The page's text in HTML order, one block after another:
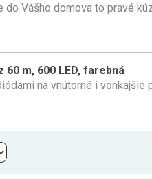
Vášho domova to pravé
60 m, 600 LED, farebná
na vnútorné i